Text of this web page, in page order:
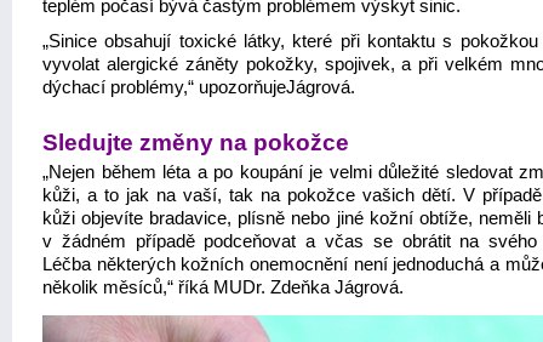
teplém počasí bývá častým problémem výskyt sinic.
„Sinice obsahují toxické látky, které při kontaktu s pokožkou
vyvolat alergické záněty pokožky, spojivek, a při velkém
dýchací problémy,“ upozorňujeJágrová.
Sledujte změny na pokožce
„Nejen během léta a po koupání je velmi důležité sledovat
kůži, a to jak na vaší, tak na pokožce vašich dětí. V
kůži objevíte bradavice, plísně nebo jiné kožní obtíže, neměli
v žádném případě podceňovat a včas se obrátit na svého
Léčba některých kožních onemocnění není jednoduchá a
několik měsíců,“ říká MUDr. Zdeňka Jágrová.